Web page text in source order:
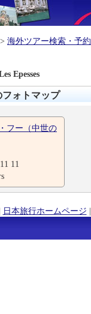
> 海外ツアー検索・予約
Epesses
フォトマップ
フー（中世の
11
日本旅行ホームページ |